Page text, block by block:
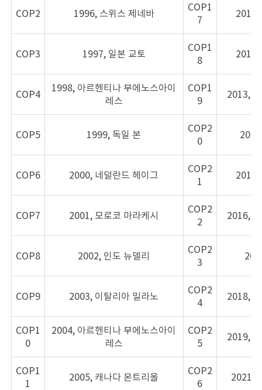
COP2 1996, 스위스 제네바
COP1
7
2011,
COP3 1997, 일본 교토
COP1
8
2012,
COP4
1998, 아르헨티나 부에노스아이
레스
COP1
9
2013,
COP5 1999, 독일 본
COP2
0
COP6 2000, 네덜란드 헤이그
COP2
1
2015,
COP7 2001, 모로코 마라케시
COP2
2
2016,
COP8 2002, 인도 뉴델리
COP2
3
COP9 2003, 이탈리아 밀라노
COP2
4
2018,
COP1
0
2004, 아르헨티나 부에노스아이
레스
COP2
5
2019,
COP1
1
2005, 캐나다 몬트리올
COP2
6
2021,